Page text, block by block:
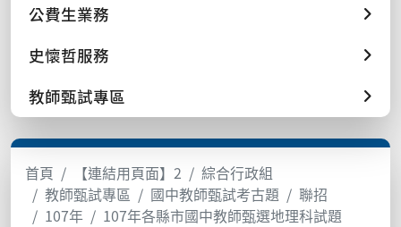
公費生業務
史懷哲服務
教師甄試專區
首頁 【連結用頁面】2
綜合行政組
教師甄試專區
國中教師甄試考古題
聯招
107年
107年各縣市國中教師甄選地理科試題